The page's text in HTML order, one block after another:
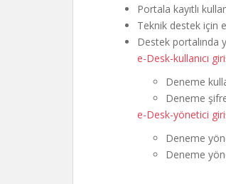
Portala kayıtlı
Teknik destek için
Destek portalında
e-Desk-kullanıcı
Deneme
Deneme
e-Desk-yönetici
Deneme
Deneme